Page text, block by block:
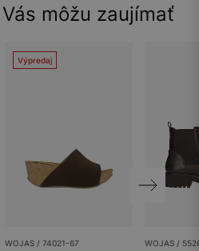
môžu zaujímať
Výpredaj
WOJAS / 74021-67 WOJAS /